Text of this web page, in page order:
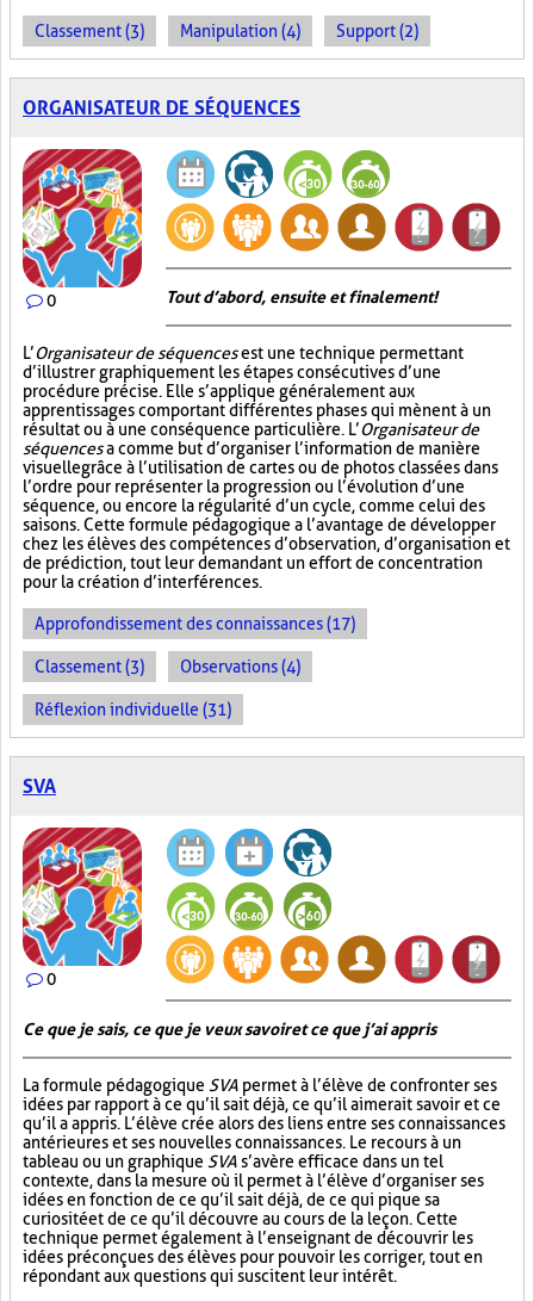
Classement (3) Manipulation (4) Support (2)
ORGANISATEUR DE SÉQUENCES
0 Tout d’abord, ensuite et finalement!
L’Organisateur de séquencesest une technique permettant
d’illustrer graphiquement les étapes consécutives d’une
procédure précise. Elle s’applique généralement aux
apprentissages comportant différentes phases qui mènent à un
résultat ou à une conséquence particulière. L’Organisateur de
séquencesa comme but d’organiser l’information de manière
visuellegrâce à l’utilisation de cartes ou de photos classées dans
l’ordre pour représenter la progression ou l’évolution d’une
séquence, ou encore la régularité d’un cycle, comme celui des
saisons. Cette formule pédagogique a l’avantage de développer
chez les élèves des compétences d’observation, d’organisation et
de prédiction, tout leur demandant un effort de concentration
pour la création d’interférences.
Approfondissement des connaissances (17)
Classement (3) Observations (4)
Réflexion individuelle (31)
SVA
0
Ce que je sais, ce que je veux savoir et ce que j’ai appris
La formule pédagogique SVA permet à l’élève de confronter ses
idées par rapport à ce qu’il sait déjà, ce qu’il aimerait savoir et ce
qu’il a appris. L’élève crée alors des liens entre ses connaissances
antérieures et ses nouvelles connaissances. Le recours à un
tableau ou un graphique SVA s’avère efficace dans un tel
contexte, dans la mesure où il permet à l’élève d’organiser ses
idées en fonction de ce qu’il sait déjà, de ce qui pique sa
curiosité et de ce qu’il découvre au cours de la leçon. Cette
technique permet également à l’enseignant de découvrir les
idées préconçues des élèves pour pouvoir les corriger, tout en
répondant aux questions qui suscitent leur intérêt.